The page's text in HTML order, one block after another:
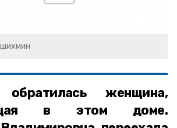
женщина,
в этом доме.